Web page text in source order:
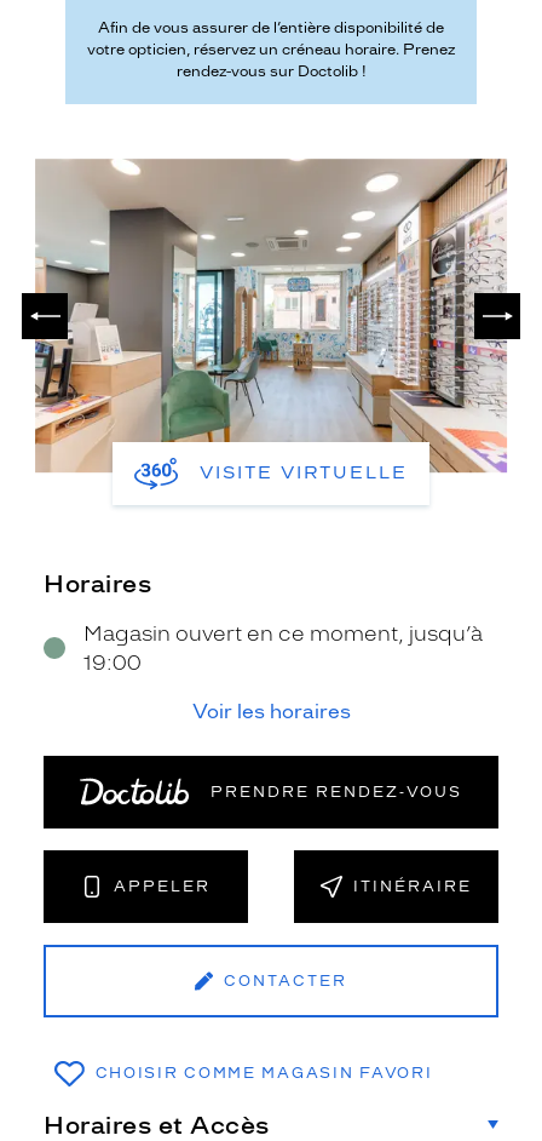
Afin de vous assurer de l’entière disponibilité de
votre opticien, réservez un créneau horaire. Prenez
rendez-vous sur Doctolib !
PRÉCÉDENT
VISITE VIRTUELLE
Horaires
Magasin ouvert en ce moment, jusqu’à
19:00
Voir les horaires
PRENDRE RENDEZ‑VOUS
APPELER ITINÉRAIRE
CONTACTER
CHOISIR COMME MAGASIN FAVORI
Horaires et Accès